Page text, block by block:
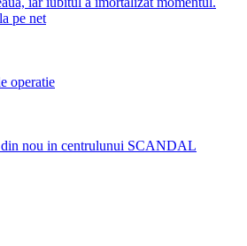
pe net
operatie
din nou in centrulunui SCANDAL